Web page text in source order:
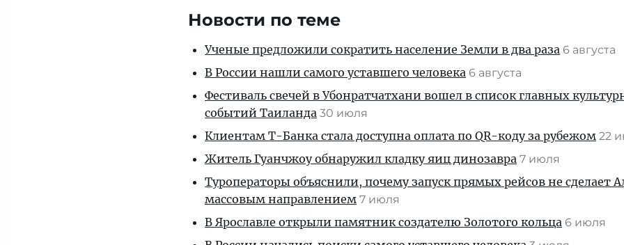
Новости по теме
Ученые предложили сократить население Земли в два раза 6 августа
В России нашли самого уставшего человека 6 августа
Фестиваль свечей в Убонратчатхани вошел в список главных
событий Таиланда 30 июля
Клиентам T-Банка стала доступна оплата по QR-коду за рубежом 22
Житель Гуанчжоу обнаружил кладку яиц динозавра 7 июля
Туроператоры объяснили, почему запуск прямых рейсов не сделает
массовым направлением 7 июля
В Ярославле открыли памятник создателю Золотого кольца 6 июля